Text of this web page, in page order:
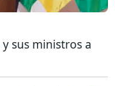
sus ministros a